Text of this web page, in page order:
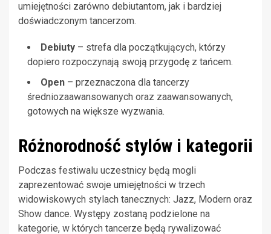
umiejętności zarówno debiutantom, jak i bardziej
doświadczonym tancerzom.
Debiuty – strefa dla początkujących, którzy
dopiero rozpoczynają swoją przygodę z tańcem.
Open – przeznaczona dla tancerzy
średniozaawansowanych oraz zaawansowanych,
gotowych na większe wyzwania.
Różnorodność stylów i kategorii
Podczas festiwalu uczestnicy będą mogli
zaprezentować swoje umiejętności w trzech
widowiskowych stylach tanecznych: Jazz, Modern oraz
Show dance. Występy zostaną podzielone na
kategorie, w których tancerze będą rywalizować